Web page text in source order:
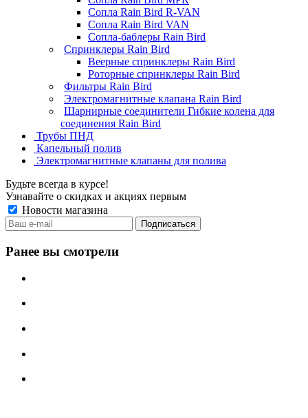
Сопла Rain Bird R-VAN
Сопла Rain Bird VAN
Сопла-баблеры Rain Bird
Спринклеры Rain Bird
Веерные спринклеры Rain Bird
Роторные спринклеры Rain Bird
Фильтры Rain Bird
Электромагнитные клапана Rain Bird
Шарнирные соединители Гибкие колена для
соединения Rain Bird
Трубы ПНД
Капельный полив
Электромагнитные клапаны для полива
Будьте всегда в курсе!
Узнавайте о скидках и акциях первым
Новости магазина
Ранее вы смотрели